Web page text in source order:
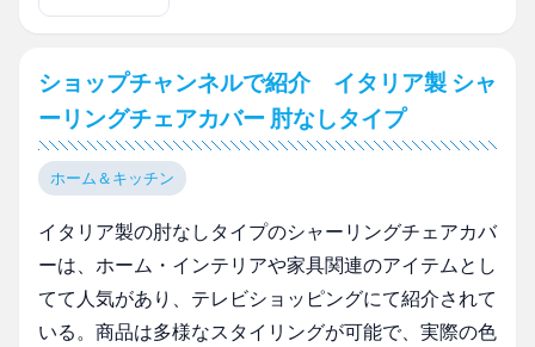
ショップチャンネルで紹介 イタリア製 シャ
ーリングチェアカバー 肘なしタイプ
ホーム＆キッチン
イタリア製の肘なしタイプのシャーリングチェアカバ
ーは、ホーム・インテリアや家具関連のアイテムとし
てて人気があり、テレビショッピングにて紹介されて
いる。商品は多様なスタイリングが可能で、実際の色